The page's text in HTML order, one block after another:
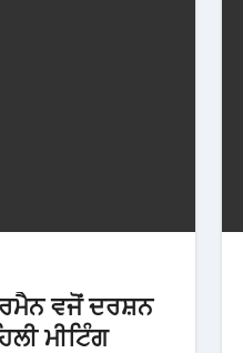
ਵਜੋਂ ਦਰਸ਼ਨ
ਮੀਟਿੰਗ